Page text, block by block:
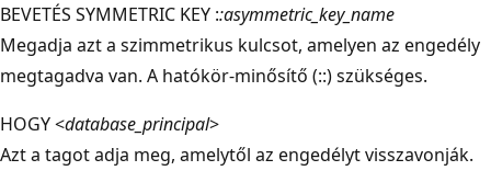
BEVETÉS SYMMETRIC KEY ::asymmetric_key_name
Megadja azt a szimmetrikus kulcsot, amelyen az engedély
megtagadva van. A hatókör-minősítő (::) szükséges.
HOGY <database_principal>
Azt a tagot adja meg, amelytől az engedélyt visszavonják.